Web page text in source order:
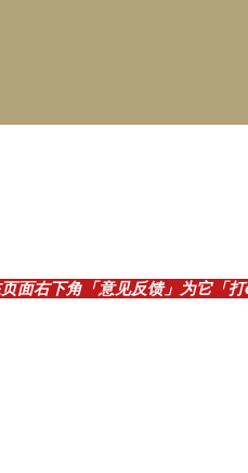
面右下角「意见反馈」为它「